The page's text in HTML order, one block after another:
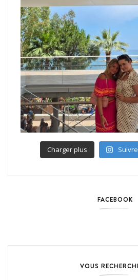
Charger plus
FACEBOOK
VOUS